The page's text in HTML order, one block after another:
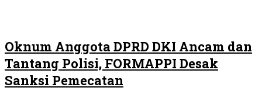
Oknum Anggota DPRD DKI Ancam dan
Tantang Polisi, FORMAPPI Desak
Sanksi Pemecatan